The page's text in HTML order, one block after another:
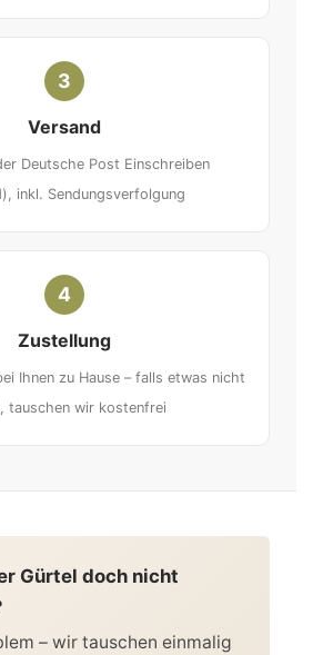
3
Versand
Deutsche Post Einschreiben
inkl. Sendungsverfolgung
4
Zustellung
Ihnen zu Hause – falls etwas nicht
tauschen wir kostenfrei
Gürtel doch nicht
– wir tauschen einmalig